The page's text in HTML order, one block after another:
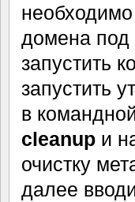
домена под
запустить
запустить
в
cleanup и
очистку
далее